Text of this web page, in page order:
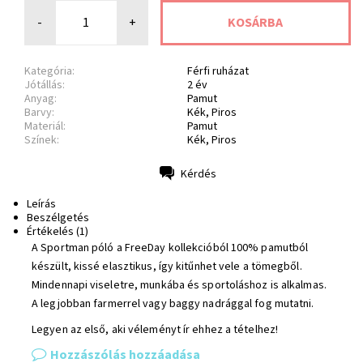
- +
Kategória:
Férfi ruházat
Jótállás:
2 év
Anyag:
Pamut
Barvy:
Kék, Piros
Materiál:
Pamut
Színek:
Kék, Piros
Kérdés
Leírás
Beszélgetés
Értékelés (1)
A Sportman póló a FreeDay kollekcióból 100% pamutból
készült, kissé elasztikus, így kitűnhet vele a tömegből.
Mindennapi viseletre, munkába és sportoláshoz is alkalmas.
A legjobban farmerrel vagy baggy nadrággal fog mutatni.
Legyen az első, aki véleményt ír ehhez a tételhez!
Hozzászólás hozzáadása